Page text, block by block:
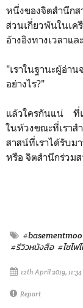
หนึ่งของจิตสำนึก
ส่วนเกี่ยวพันในเค
อ้างอิงทางเวลาแ
"เราในฐานะผู้อ่า
อย่างไร?"
แล้วใครกันแน่ ที่
ในห้วงขณะที่เราส
สาสน์ที่เราได้รับ
หรือ จิตสำนึกร่วม
#รีวิวหนังสือ #ไซไฟ
12th April 2019,
Report